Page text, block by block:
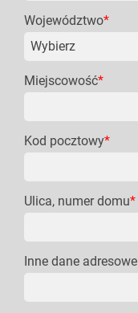
Województwo*
Miejscowość*
Kod pocztowy*
Ulica, numer domu*
Inne dane adresowe